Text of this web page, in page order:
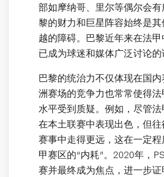
部如摩纳哥、里尔等偶尔会
黎的财力和巨星阵容始终是
越的障碍。巴黎近年来在法
已成为球迷和媒体广泛讨论的
巴黎的统治力不仅体现在国
洲赛场的竞争力也常常使得
水平受到质疑。例如，尽管
在本土联赛中表现出色，但往
赛事中走得更远，这在一定
甲赛区的“内耗”。2020年，
赛并最终成为焦点，进一步